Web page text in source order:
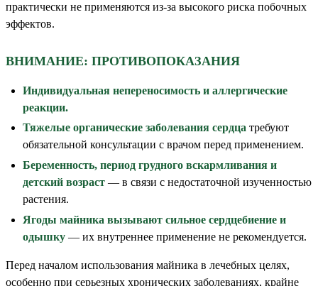
практически не применяются из-за высокого риска побочных
эффектов.
ВНИМАНИЕ: ПРОТИВОПОКАЗАНИЯ
Индивидуальная непереносимость и аллергические
реакции.
Тяжелые органические заболевания сердца требуют
обязательной консультации с врачом перед применением.
Беременность, период грудного вскармливания и
детский возраст — в связи с недостаточной изученностью
растения.
Ягоды майника вызывают сильное сердцебиение и
одышку — их внутреннее применение не рекомендуется.
Перед началом использования майника в лечебных целях,
особенно при серьезных хронических заболеваниях, крайне